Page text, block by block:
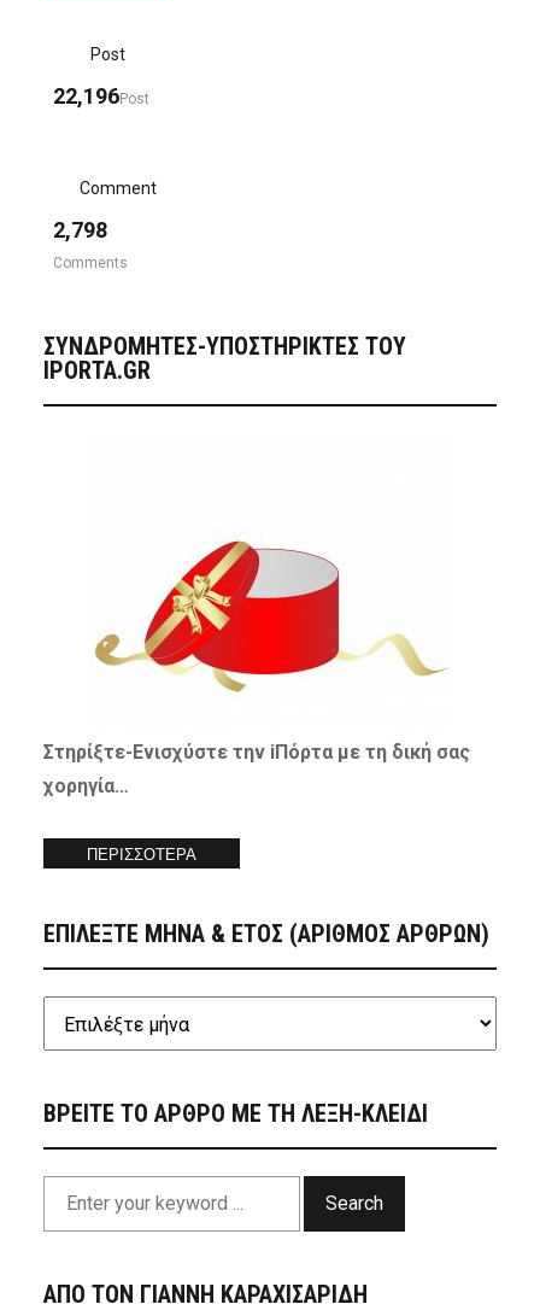
Post
22,196Post
Comment
2,798
Comments
ΣΥΝΔΡΟΜΗΤΈΣ-ΥΠΟΣΤΗΡΙΚΤΈΣ ΤΟΥ
IPORTA.GR
Στηρίξτε-Ενισχύστετην iΠόρτα με τη δική σας
χορηγία…
ΠΕΡΙΣΣΟΤΕΡΑ
ΕΠΙΛΕΞΤΕ ΜΗΝΑ & ΕΤΟΣ (ΑΡΙΘΜΟΣ ΑΡΘΡΩΝ)
ΒΡΕΙΤΕ ΤΟ ΑΡΘΡΟ ΜΕ ΤΗ ΛΕΞΗ-ΚΛΕΙΔΙ
Search
ΑΠΟ ΤΟΝ ΓΙΑΝΝΗ ΚΑΡΑΧΙΣΑΡΙΔΗ